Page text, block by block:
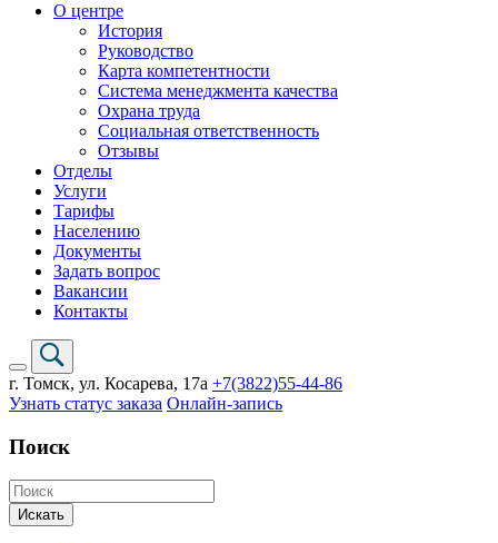
О центре
История
Руководство
Карта компетентности
Система менеджмента качества
Охрана труда
Социальная ответственность
Отзывы
Отделы
Услуги
Тарифы
Населению
Документы
Задать вопрос
Вакансии
Контакты
г. Томск, ул. Косарева, 17а +7(3822)55-44-86
Узнать статус заказа Онлайн-запись
Поиск
Искать